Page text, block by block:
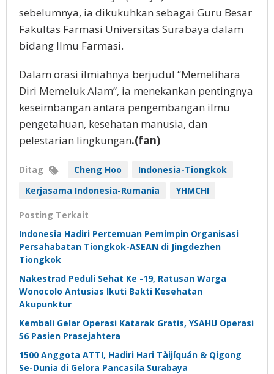
sebelumnya, ia dikukuhkan sebagai Guru Besar
Fakultas Farmasi Universitas Surabaya dalam
bidang Ilmu Farmasi.
Dalam orasi ilmiahnya berjudul “Memelihara
Diri Memeluk Alam”, ia menekankan pentingnya
keseimbangan antara pengembangan ilmu
pengetahuan, kesehatan manusia, dan
pelestarian lingkungan.(fan)
Ditag Cheng Hoo
Indonesia-Tiongkok
Kerjasama Indonesia-Rumania
YHMCHI
Posting Terkait
Indonesia Hadiri Pertemuan Pemimpin Organisasi
Persahabatan Tiongkok-ASEAN di Jingdezhen
Tiongkok
Nakestrad Peduli Sehat Ke -19, Ratusan Warga
Wonocolo Antusias Ikuti Bakti Kesehatan
Akupunktur
Kembali Gelar Operasi Katarak Gratis, YSAHU Operasi
56 Pasien Prasejahtera
1500 Anggota ATTI, Hadiri Hari Tàijíquán & Qigong
Se-Dunia di Gelora Pancasila Surabaya